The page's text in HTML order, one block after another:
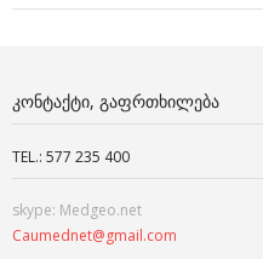
ᲙᲝᲜᲢᲐᲥᲢᲘ, ᲒᲐᲤᲠᲗᲮᲘᲚᲔᲑᲐ
TEL.: 577 235 400
skype: Medgeo.net
Caumednet@gmail.com